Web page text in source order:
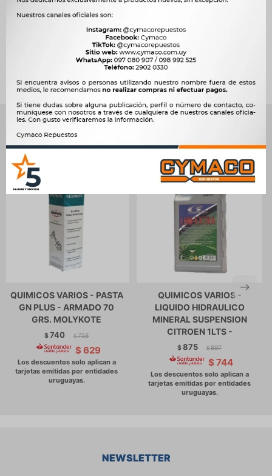
   
Ver mas productos de la marca Johnsen&#39;s
Productos que te pueden interesar
QUIMICOS VARIOS - PASTA
GN PLUS - ARMADO 70
GRS. MOLYKOTE
$740 $ 758
$ 629
QUIMICOS VARIOS -
LIQUIDO HIDRAULICO
MINERAL SUSPENSION
CITROEN 1LTS -
$875 $ 897
$ 744
NEWSLETTER